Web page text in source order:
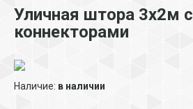
Уличная штора 3х2м с
коннекторами
Наличие: в наличии